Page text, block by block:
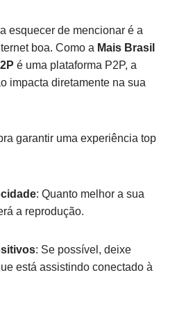
esquecer de mencionar é a
boa. Como a Mais Brasil
é uma plataforma P2P, a
impacta diretamente na sua
garantir uma experiência top
: Quanto melhor a sua
a reprodução.
: Se possível, deixe
está assistindo conectado à